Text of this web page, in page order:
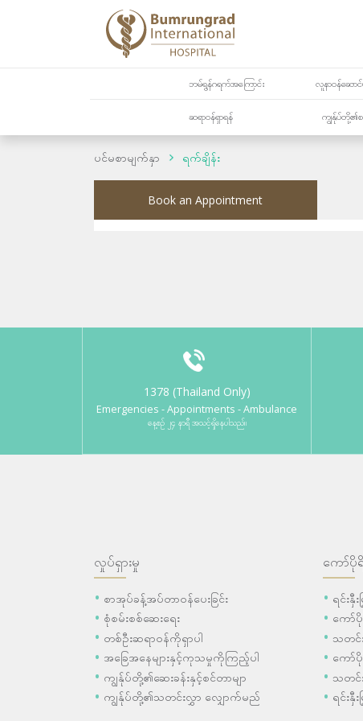
ဘမ်ရွန်ဂရက်အကြောင်း လူနာဝန်ဆော
ဆရာဝန်ရှာရန် ကျွန်ုပ်တို့၏စ
ပင်မစာမျက်နှာ ရက်ချိန်း
Book an Appointment
1378 (Thailand Only)
Emergencies - Appointments - Ambulance
နေ့စဉ် ၂၄ နာရီ အသင့်ရှိနေပါသည်။
လှုပ်ရှားမှု
စာအုပ်ခန့်အပ်တာဝန်ပေးခြင်း
စုံစမ်းစစ်ဆေးရေး
တစ်ဦးဆရာဝန်ကိုရှာပါ
အခြေအနေများနှင့်ကုသမှုကိုကြည့်ပါ
ကျွန်ုပ်တို့၏ဆေးခန်းနှင့်စင်တာမျာ
ကျွန်ုပ်တို့၏သတင်းလွှာ လျှောက်မည်
ကော်
ရင်း
ကော်
သတင်
ကော်
သတင်
ရင်းနှီ